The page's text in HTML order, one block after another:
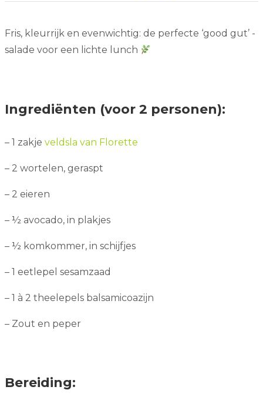
Fris, kleurrijk en evenwichtig: de perfecte ‘good gut’ -
salade voor een lichte lunch
Ingrediënten (voor 2 personen):
– 1 zakje veldsla van Florette
– 2 wortelen, geraspt
– 2 eieren
– ½ avocado, in plakjes
– ½ komkommer, in schijfjes
– 1 eetlepel sesamzaad
– 1 à 2 theelepels balsamicoazijn
– Zout en peper
Bereiding: